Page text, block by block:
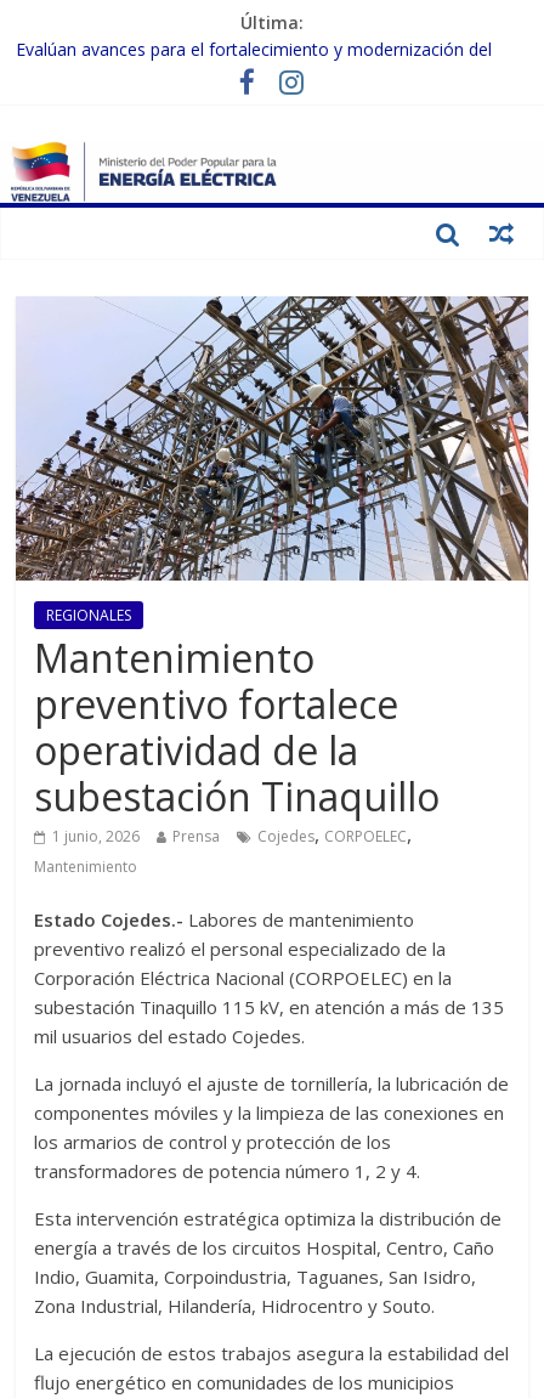
Última:
Evalúan avances para el fortalecimiento y modernización del
Inspeccionan trabajos de rehabilitación en instalaciones del SEN
Gobierno Nacional activa plan preventivo para fortalecer el SEN
ante el fenómeno de El Niño
Termocarabobo recupera el 50% de su capacidad de generación
REGIONALES
Mantenimiento
preventivo fortalece
operatividad de la
subestación Tinaquillo
1 junio, 2026 Prensa Cojedes, CORPOELEC,
Mantenimiento
Estado Cojedes.- Labores de mantenimiento
preventivo realizó el personal especializado de la
Corporación Eléctrica Nacional (CORPOELEC) en la
subestación Tinaquillo 115 kV, en atención a más de 135
mil usuarios del estado Cojedes.
La jornada incluyó el ajuste de tornillería, la lubricación de
componentes móviles y la limpieza de las conexiones en
los armarios de control y protección de los
transformadores de potencia número 1, 2 y 4.
Esta intervención estratégica optimiza la distribución de
energía a través de los circuitos Hospital, Centro, Caño
Indio, Guamita, Corpoindustria, Taguanes, San Isidro,
Zona Industrial, Hilandería, Hidrocentro y Souto.
La ejecución de estos trabajos asegura la estabilidad del
flujo energético en comunidades de los municipios